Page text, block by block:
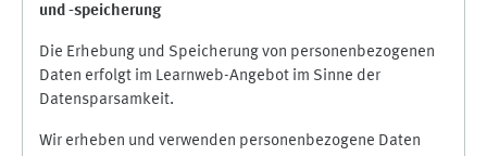
und -speicherung
Die Erhebung und Speicherung von personenbezogenen
Daten erfolgt im Learnweb-Angebot im Sinne der
Datensparsamkeit.
Wir erheben und verwenden personenbezogene Daten